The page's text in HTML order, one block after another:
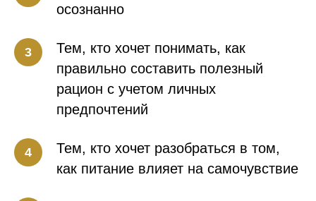
осознанно
Тем, кто хочет понимать, как
правильно составить полезный
рацион с учетом личных
предпочтений
Тем, кто хочет разобраться в том,
как питание влияет на самочувствие